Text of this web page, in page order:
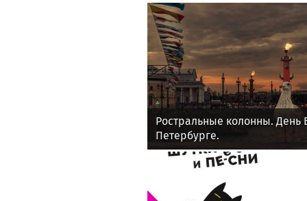
Ростральные колонны. День
Петербурге.